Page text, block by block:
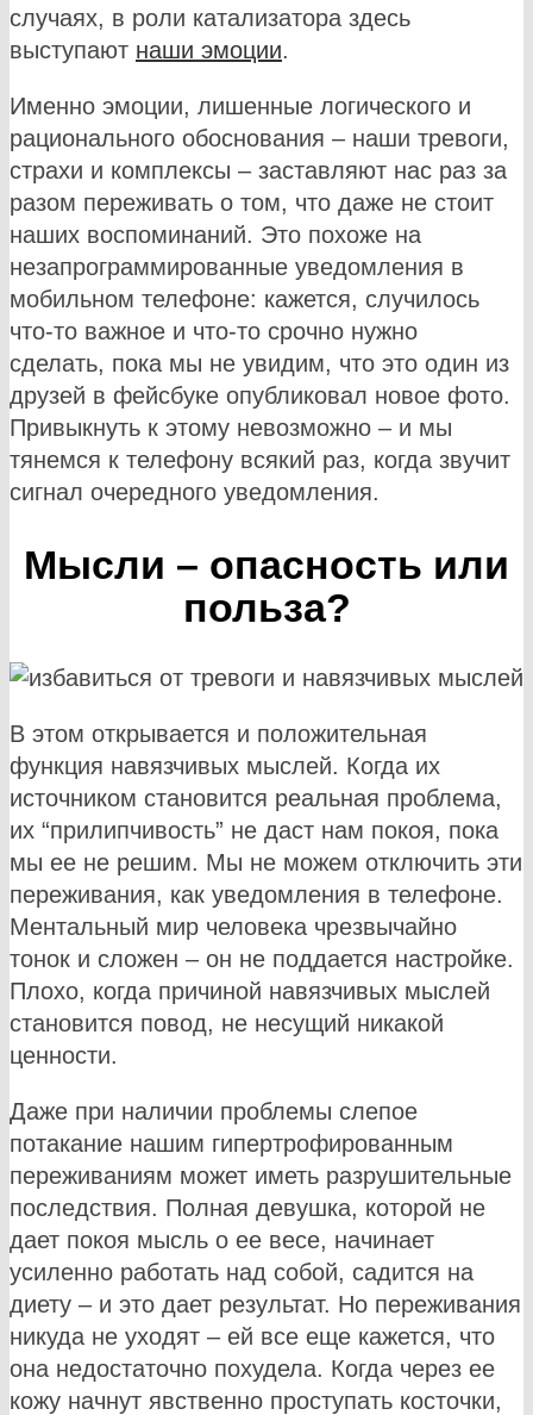
случаях, в роли катализатора здесь
выступают наши эмоции.
Именно эмоции, лишенные логического и
рационального обоснования – наши тревоги,
страхи и комплексы – заставляют нас раз за
разом переживать о том, что даже не стоит
наших воспоминаний. Это похоже на
незапрограммированные уведомления в
мобильном телефоне: кажется, случилось
что-то важное и что-то срочно нужно
сделать, пока мы не увидим, что это один из
друзей в фейсбуке опубликовал новое фото.
Привыкнуть к этому невозможно – и мы
тянемся к телефону всякий раз, когда звучит
сигнал очередного уведомления.
Мысли – опасность или
польза?
В этом открывается и положительная
функция навязчивых мыслей. Когда их
источником становится реальная проблема,
их “прилипчивость” не даст нам покоя, пока
мы ее не решим. Мы не можем отключить эти
переживания, как уведомления в телефоне.
Ментальный мир человека чрезвычайно
тонок и сложен – он не поддается настройке.
Плохо, когда причиной навязчивых мыслей
становится повод, не несущий никакой
ценности.
Даже при наличии проблемы слепое
потакание нашим гипертрофированным
переживаниям может иметь разрушительные
последствия. Полная девушка, которой не
дает покоя мысль о ее весе, начинает
усиленно работать над собой, садится на
диету – и это дает результат. Но переживания
никуда не уходят – ей все еще кажется, что
она недостаточно похудела. Когда через ее
кожу начнут явственно проступать косточки,